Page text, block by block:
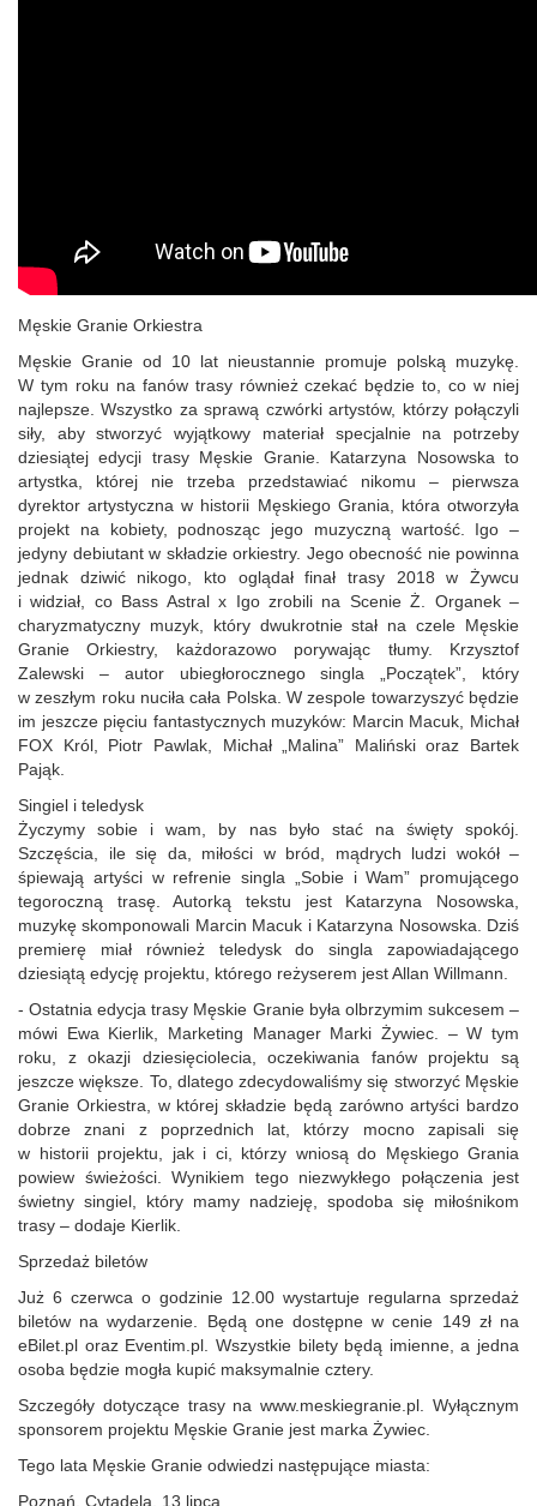
Męskie Granie Orkiestra
Męskie Granie od 10 lat nieustannie promuje polską muzykę.
W tym roku na fanów trasy również czekać będzie to, co w niej
najlepsze. Wszystko za sprawą czwórki artystów, którzy połączyli
siły, aby stworzyć wyjątkowy materiał specjalnie na potrzeby
dziesiątej edycji trasy Męskie Granie. Katarzyna Nosowska to
artystka, której nie trzeba przedstawiać nikomu – pierwsza
dyrektor artystyczna w historii Męskiego Grania, która otworzyła
projekt na kobiety, podnosząc jego muzyczną wartość. Igo –
jedyny debiutant w składzie orkiestry. Jego obecność nie powinna
jednak dziwić nikogo, kto oglądał finał trasy 2018 w Żywcu
i widział, co Bass Astral x Igo zrobili na Scenie Ż. Organek –
charyzmatyczny muzyk, który dwukrotnie stał na czele Męskie
Granie Orkiestry, każdorazowo porywając tłumy. Krzysztof
Zalewski – autor ubiegłorocznego singla „Początek”, który
w zeszłym roku nuciła cała Polska. W zespole towarzyszyć będzie
im jeszcze pięciu fantastycznych muzyków: Marcin Macuk, Michał
FOX Król, Piotr Pawlak, Michał „Malina” Maliński oraz Bartek
Pająk.
Singiel i teledysk
Życzymy sobie i wam, by nas było stać na święty spokój.
Szczęścia, ile się da, miłości w bród, mądrych ludzi wokół –
śpiewają artyści w refrenie singla „Sobie i Wam” promującego
tegoroczną trasę. Autorką tekstu jest Katarzyna Nosowska,
muzykę skomponowali Marcin Macuk i Katarzyna Nosowska. Dziś
premierę miał również teledysk do singla zapowiadającego
dziesiątą edycję projektu, którego reżyserem jest Allan Willmann.
- Ostatnia edycja trasy Męskie Granie była olbrzymim sukcesem –
mówi Ewa Kierlik, Marketing Manager Marki Żywiec. – W tym
roku, z okazji dziesięciolecia, oczekiwania fanów projektu są
jeszcze większe. To, dlatego zdecydowaliśmy się stworzyć Męskie
Granie Orkiestra, w której składzie będą zarówno artyści bardzo
dobrze znani z poprzednich lat, którzy mocno zapisali się
w historii projektu, jak i ci, którzy wniosą do Męskiego Grania
powiew świeżości. Wynikiem tego niezwykłego połączenia jest
świetny singiel, który mamy nadzieję, spodoba się miłośnikom
trasy – dodaje Kierlik.
Sprzedaż biletów
Już 6 czerwca o godzinie 12.00 wystartuje regularna sprzedaż
biletów na wydarzenie. Będą one dostępne w cenie 149 zł na
eBilet.pl oraz Eventim.pl. Wszystkie bilety będą imienne, a jedna
osoba będzie mogła kupić maksymalnie cztery.
Szczegóły dotyczące trasy na www.meskiegranie.pl. Wyłącznym
sponsorem projektu Męskie Granie jest marka Żywiec.
Tego lata Męskie Granie odwiedzi następujące miasta:
Poznań, Cytadela, 13 lipca